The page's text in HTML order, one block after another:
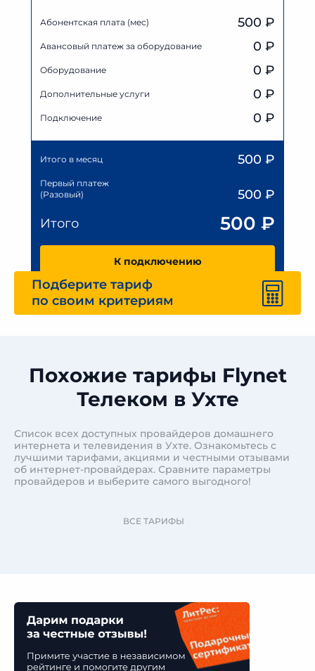
Абонентская плата (мес) 500 ₽
Авансовый платеж за оборудование 0 ₽
Оборудование 0 ₽
Дополнительные услуги 0 ₽
Подключение 0 ₽
Итого в месяц 500 ₽
Первый платеж
(Разовый)
500 ₽
Итого
500 ₽
К подключению
Подберите тариф
по своим критериям
Похожие тарифы Flynet
Телеком в Ухте
Список всех доступных провайдеров домашнего
интернета и телевидения в Ухте. Ознакомьтесь с
лучшими тарифами, акциями и честными отзывами
об интернет-провайдерах. Сравните параметры
провайдеров и выберите самого выгодного!
ВСЕ ТАРИФЫ